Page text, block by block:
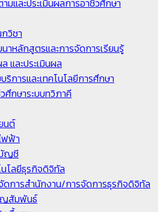
มและประเมินผลการอาชีวศึกษา
วิชา
หลักสูตรและการจัดการเรียนรู้
และประเมินผล
ริการและเทคโนโลยีการศึกษา
ศึกษาระบบทวิภาคี
นต์
ฟฟ้า
ญชี
โลยีธุรกิจดิจิทัล
ดการสำนักงาน/การจัดการธุรกิจดิจิทัล
ญสัมพันธ์